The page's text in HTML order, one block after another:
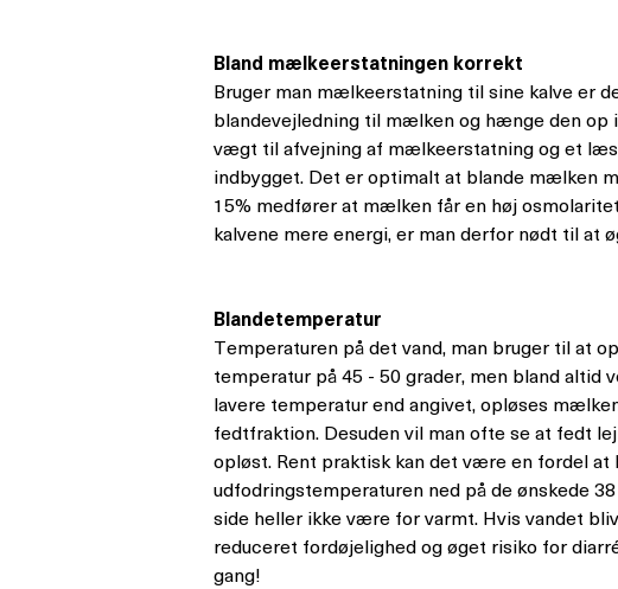
Bland mælkeerstatningen korrekt
Bruger man mælkeerstatning til sine kalve er
blandevejledning til mælken og hænge den op
vægt til afvejning af mælkeerstatning og et
indbygget. Det er optimalt at blande mælken
15% medfører at mælken får en høj
kalvene mere energi, er man derfor nødt til at
Blandetemperatur
Temperaturen på det vand, man bruger til at
temperatur på 45 - 50 grader, men bland
lavere temperatur end angivet, opløses
fedtfraktion. Desuden vil man ofte se at fedt
opløst. Rent praktisk kan det være en fordel
udfodringstemperaturen ned på de ønskede
side heller ikke være for varmt. Hvis vandet
reduceret fordøjelighed og øget risiko for
gang!